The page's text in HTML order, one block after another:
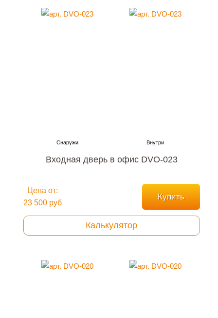
Входная дверь в офис DVO-023
Цена от:
23 500 руб
Купить
Калькулятор